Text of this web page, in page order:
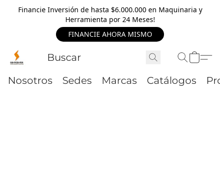
Financie Inversión de hasta $6.000.000 en Maquinaria y
Herramienta por 24 Meses!
FINANCIE AHORA MISMO
Nosotros Sedes Marcas Catálogos